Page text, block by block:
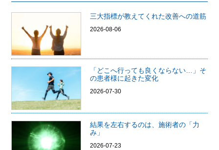
三大指標が教えてくれた改善への道筋
2026-08-06
「どこへ行っても良くならない…」そ
の患者様に起きた変化
2026-07-30
結果を左右するのは、施術者の「力
み」
2026-07-23